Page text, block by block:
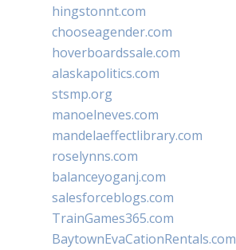
hingstonnt.com
chooseagender.com
hoverboardssale.com
alaskapolitics.com
stsmp.org
manoelneves.com
mandelaeffectlibrary.com
roselynns.com
balanceyoganj.com
salesforceblogs.com
TrainGames365.com
BaytownEvaCationRentals.com